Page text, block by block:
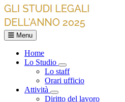
Menu
Home
Lo Studio
Toggle Dropdown
Lo staff
Orari ufficio
Attività
Toggle Dropdown
Diritto del lavoro